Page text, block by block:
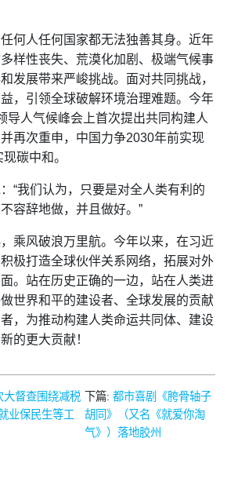
何人任何国家都无法独善其身。近年
样性丧失、荒漠化加剧、极端气候事
发展带来严峻挑战。面对共同挑战，
，引领全球破解环境治理难题。今年
导人气候峰会上首次提出共同构建人
再次重申，中国力争2030年前实现
碳中和。
“我们认为，只要是对全人类有利的
容辞地做，并且做好。”
乘风破浪万里航。今年以来，在习近
极打造全球伙伴关系网络，拓展对外
。站在历史正确的一边，站在人类进
世界和平的建设者、全球发展的贡献
，为推动构建人类命运共同体、建设
的更大贡献！
大督查围绕减税
业保民生等工
下篇:都市喜剧《胯骨轴子
胡同》（又名《就爱你淘
气》）落地胶州